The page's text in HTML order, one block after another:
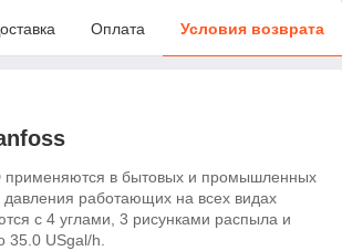
Оплата Условия возврата
применяются в бытовых и промышленных
давления работающих на всех видах
с 4 углами, 3 рисунками распылa и
35.0 USgal/h.